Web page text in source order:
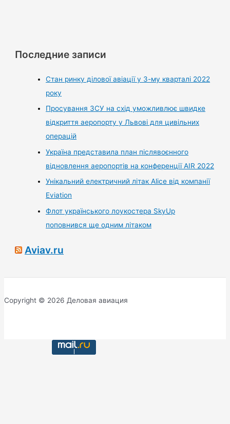
Последние записи
Стан ринку ділової авіації у 3-му кварталі 2022
року
Просування ЗСУ на схід уможливлює швидке
відкриття аеропорту у Львові для цивільних
операцій
Україна представила план післявоєнного
відновлення аеропортів на конференції AIR 2022
Унікальний електричний літак Alice від компанії
Eviation
Флот українського лоукостера SkyUp
поповнився ще одним літаком
Aviav.ru
Copyright © 2026 Деловая авиация